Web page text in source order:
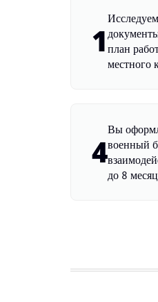
1 план
местного
4
Вы
военный
до 8